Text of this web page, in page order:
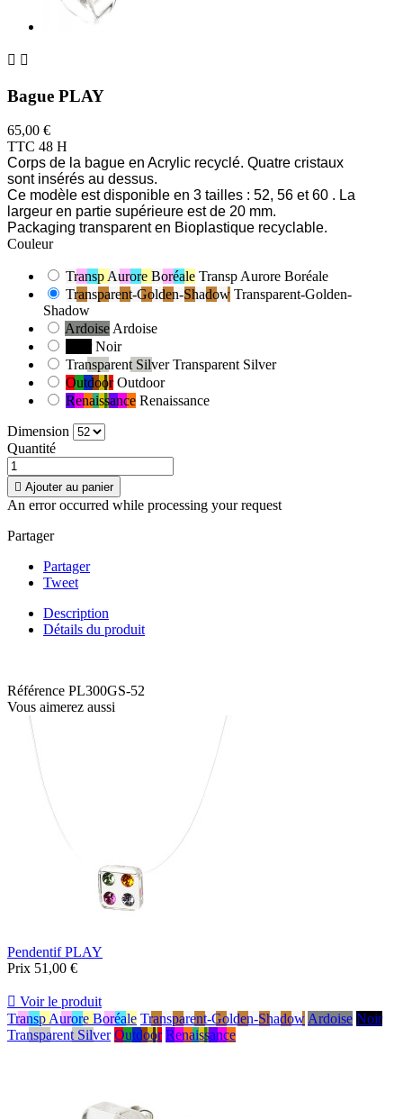
 
Bague PLAY
65,00 €
TTC 48 H
Corps de la bague en Acrylic recyclé. Quatre cristaux
sont insérés au dessus.
Ce modèle est disponible en 3 tailles : 52, 56 et 60 . La
largeur en partie supérieure est de 20 mm.
Packaging transparent en Bioplastique recyclable.
Couleur
Transp Aurore Boréale Transp Aurore Boréale
Transparent-Golden-Shadow Transparent-Golden-
Shadow
ArdoiseArdoise
Noir
Transparent Silver Transparent Silver
Outdoor Outdoor
Renaissance Renaissance
Dimension
Quantité
 Ajouter au panier
An error occurred while processing your request
Partager
Partager
Tweet
Description
Détails du produit
Référence PL300GS-52
Vous aimerez aussi
Pendentif PLAY
Prix 51,00 €
 Voir le produit
Transp Aurore Boréale Transparent-Golden-ShadowArdoise Noir
Transparent Silver Outdoor Renaissance